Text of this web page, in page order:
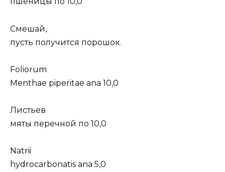
Смешай,
пусть получится порошок.
Foliorum
Menthae piperitae ana 10,0
Листьев
мяты перечной по 10,0
Natrii
hydrocarbonatis ana 5,0